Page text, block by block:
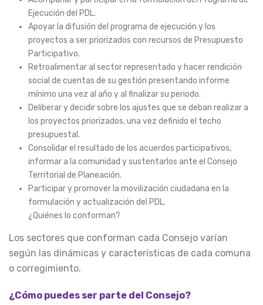
Ejecución del PDL.
Apoyar la difusión del programa de ejecución y los
proyectos a ser priorizados con recursos de Presupuesto
Participativo.
Retroalimentar al sector representado y hacer rendición
social de cuentas de su gestión presentando informe
mínimo una vez al año y al finalizar su periodo.
Deliberar y decidir sobre los ajustes que se deban realizar a
los proyectos priorizados, una vez definido el techo
presupuestal.
Consolidar el resultado de los acuerdos participativos,
informar a la comunidad y sustentarlos ante el Consejo
Territorial de Planeación.
Participar y promover la movilización ciudadana en la
formulación y actualización del PDL.
¿Quiénes lo conforman?
Los sectores que conforman cada Consejo varían
según las dinámicas y características de cada comuna
o corregimiento.
¿Cómo puedes ser parte del Consejo?